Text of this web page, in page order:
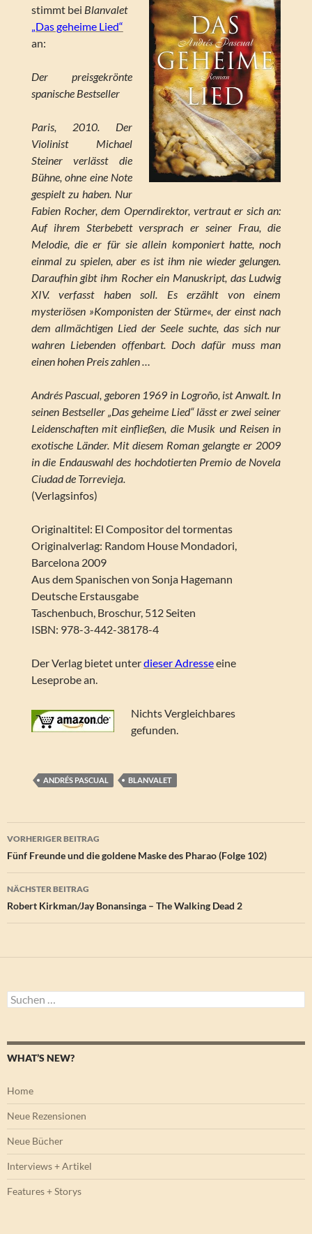
stimmt bei Blanvalet
„Das geheime Lied“
an:
Der preisgekrönte
spanische Bestseller
Paris, 2010. Der
Violinist Michael
Steiner verlässt die
Bühne, ohne eine Note
gespielt zu haben. Nur
Fabien Rocher, dem Operndirektor, vertraut er sich an:
Auf ihrem Sterbebett versprach er seiner Frau, die
Melodie, die er für sie allein komponiert hatte, noch
einmal zu spielen, aber es ist ihm nie wieder gelungen.
Daraufhin gibt ihm Rocher ein Manuskript, das Ludwig
XIV. verfasst haben soll. Es erzählt von einem
mysteriösen »Komponisten der Stürme«, der einst nach
dem allmächtigen Lied der Seele suchte, das sich nur
wahren Liebenden offenbart. Doch dafür muss man
einen hohen Preis zahlen …
Andrés Pascual, geboren 1969 in Logroño, ist Anwalt. In
seinen Bestseller „Das geheime Lied“ lässt er zwei seiner
Leidenschaften mit einfließen, die Musik und Reisen in
exotische Länder. Mit diesem Roman gelangte er 2009
in die Endauswahl des hochdotierten Premio de Novela
Ciudad de Torrevieja.
(Verlagsinfos)
Originaltitel: El Compositor del tormentas
Originalverlag: Random House Mondadori,
Barcelona 2009
Aus dem Spanischen von Sonja Hagemann
Deutsche Erstausgabe
Taschenbuch, Broschur, 512 Seiten
ISBN: 978-3-442-38178-4
Der Verlag bietet unterdieser Adresseeine
Leseprobe an.
Nichts Vergleichbares
gefunden.
ANDRÉS PASCUAL BLANVALET
Beitragsnavigation
VORHERIGER BEITRAG
Fünf Freunde und die goldene Maske des Pharao (Folge 102)
NÄCHSTER BEITRAG
Robert Kirkman/Jay Bonansinga – The Walking Dead 2
Suchen
nach:
WHAT’S NEW?
Home
Neue Rezensionen
Neue Bücher
Interviews + Artikel
Features + Storys